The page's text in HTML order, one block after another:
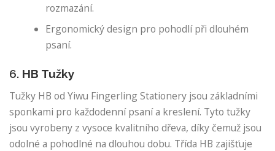
rozmazání.
Ergonomický design pro pohodlí při dlouhém
psaní.
6. HB Tužky
Tužky HB od Yiwu Fingerling Stationery jsou základními
sponkami pro každodenní psaní a kreslení. Tyto tužky
jsou vyrobeny z vysoce kvalitního dřeva, díky čemuž jsou
odolné a pohodlné na dlouhou dobu. Třída HB zajišťuje